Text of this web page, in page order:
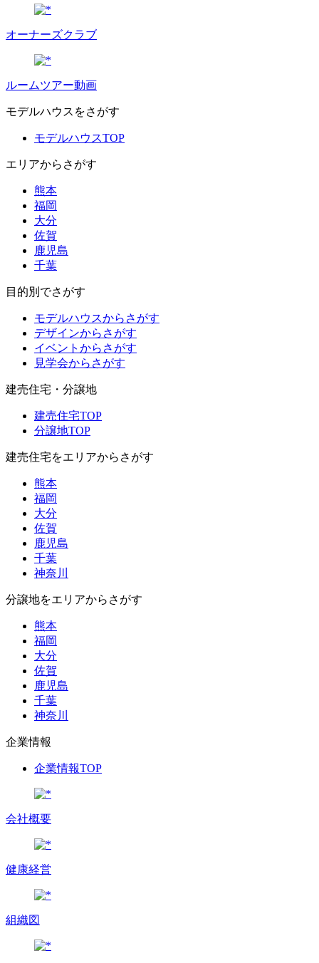
オーナーズクラブ
ルームツアー動画
モデルハウスをさがす
モデルハウスTOP
エリアからさがす
熊本
福岡
大分
佐賀
鹿児島
千葉
目的別でさがす
モデルハウスからさがす
デザインからさがす
イベントからさがす
見学会からさがす
建売住宅・分譲地
建売住宅TOP
分譲地TOP
建売住宅をエリアからさがす
熊本
福岡
大分
佐賀
鹿児島
千葉
神奈川
分譲地をエリアからさがす
熊本
福岡
大分
佐賀
鹿児島
千葉
神奈川
企業情報
企業情報TOP
会社概要
健康経営
組織図